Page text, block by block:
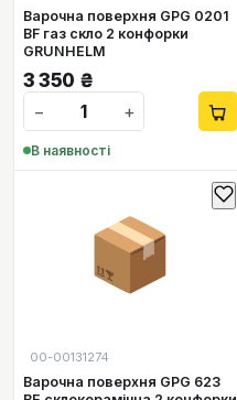
Варочна поверхня GPG 0201
BF газ скло 2 конфорки
GRUNHELM
3 350 ₴
−
+
В наявності
📦
00-00131274
Варочна поверхня GPG 623